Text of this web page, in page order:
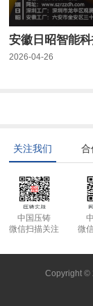
2026-04-26
关注我们 合
中国压铸
微信扫描关注
微
Copyright ©